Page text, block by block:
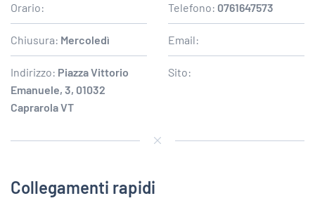
Orario:
Chiusura: Mercoledì
Indirizzo: Piazza Vittorio
Emanuele, 3, 01032
Caprarola VT
Telefono: 0761647573
Email:
Sito:
Collegamenti rapidi